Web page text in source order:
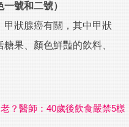
號和二號）
狀腺癌有關，其中甲狀
果、顏色鮮豔的飲料、
？醫師：40歲後飲食嚴禁5樣